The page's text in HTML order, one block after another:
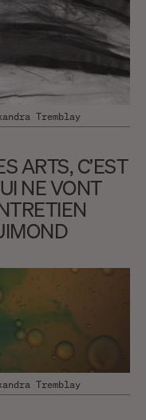
Tremblay
ARTS, C’EST
NE VONT
Tremblay